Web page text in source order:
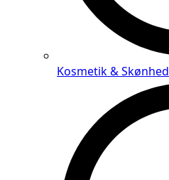
Kosmetik & Skønhed